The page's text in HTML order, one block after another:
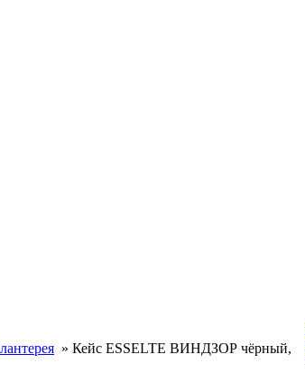
» Кейс ESSELTE ВИНДЗОР чёрный,